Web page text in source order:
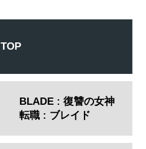
BLADE : 復讐の女神
転職 : ブレイド
TOP